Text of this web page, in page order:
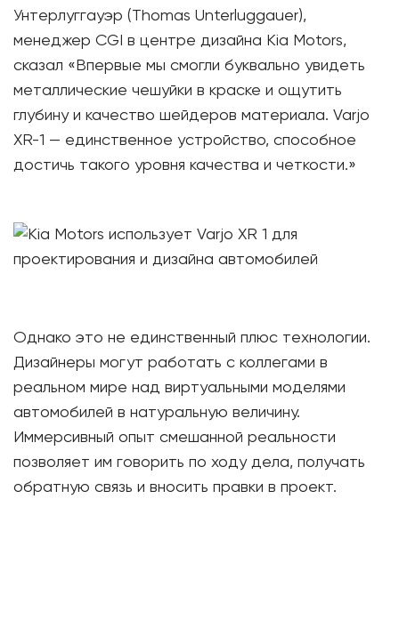
Унтерлуггауэр (Thomas Unterluggauer),
менеджер CGI в центре дизайна Kia Motors,
сказал «Впервые мы смогли буквально увидеть
металлические чешуйки в краске и ощутить
глубину и качество шейдеров материала. Varjo
XR-1 — единственное устройство, способное
достичь такого уровня качества и четкости.»
Однако это не единственный плюс технологии.
Дизайнеры могут работать с коллегами в
реальном мире над виртуальными моделями
автомобилей в натуральную величину.
Иммерсивный опыт смешанной реальности
позволяет им говорить по ходу дела, получать
обратную связь и вносить правки в проект.